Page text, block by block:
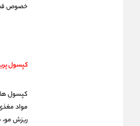
خصوص قصد
کپسول
کپسول
مواد
ریزش مو،